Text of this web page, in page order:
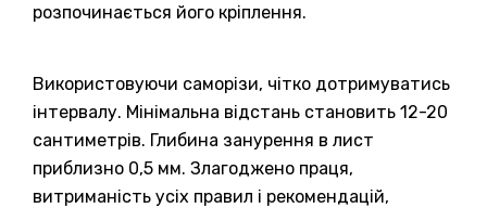
розпочинається його кріплення.
Використовуючи саморізи, чітко дотримуватись
інтервалу. Мінімальна відстань становить 12-20
сантиметрів. Глибина занурення в лист
приблизно 0,5 мм. Злагоджено праця,
витриманість усіх правил і рекомендацій,